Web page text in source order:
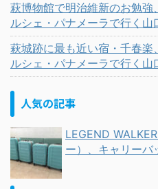
萩博物館で明治維新のお勉
ルシェ・パナメーラで行く山
萩城跡に最も近い宿・千春
ルシェ・パナメーラで行く山
人気の記事
LEGEND
ー）、キャリーバ